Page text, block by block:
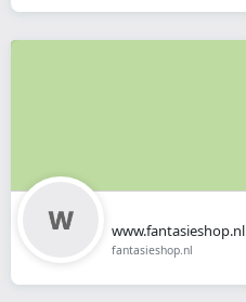
www.fantasieshop.nl
fantasieshop.nl